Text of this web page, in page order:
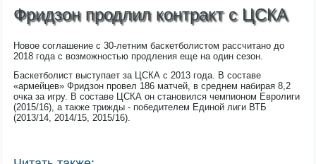
Фридзон продлил контракт с ЦСКА
Новое соглашение с 30-летним баскетболистом рассчитано до
2018 года с возможностью продления еще на один сезон.
Баскетболист выступает за ЦСКА с 2013 года. В составе
«армейцев» Фридзон провел 186 матчей, в среднем набирая 8,2
очка за игру. В составе ЦСКА он становился чемпионом Евролиги
(2015/16), а также трижды - победителем Единой лиги ВТБ
(2013/14, 2014/15, 2015/16).